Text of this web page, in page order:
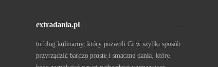
extradania.pl
to blog kulinarny, który pozwoli Ci w szybki sposób
przyrządzić bardzo proste i smaczne dania, które